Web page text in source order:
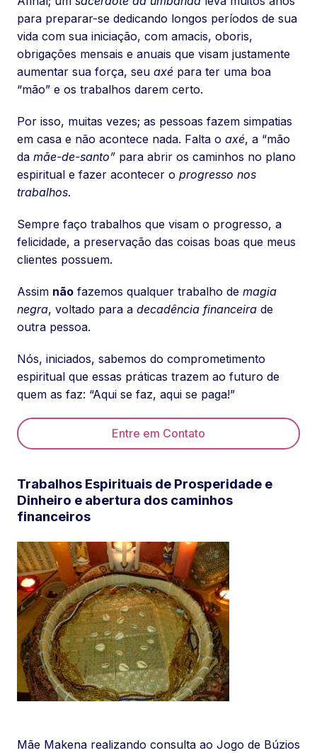
para preparar-se dedicando longos períodos de sua
vida com sua iniciação, com amacis, oboris,
obrigações mensais e anuais que visam justamente
aumentar sua força, seu axé para ter uma boa
“mão” e os trabalhos darem certo.
Por isso, muitas vezes; as pessoas fazem simpatias
em casa e não acontece nada. Falta o axé, a “mão
da mãe-de-santo” para abrir os caminhos no plano
espiritual e fazer acontecer o progresso nos
trabalhos.
Sempre faço trabalhos que visam o progresso, a
felicidade, a preservação das coisas boas que meus
clientes possuem.
Assim não fazemos qualquer trabalho de magia
negra, voltado para a decadência financeira de
outra pessoa.
Nós, iniciados, sabemos do comprometimento
espiritual que essas práticas trazem ao futuro de
quem as faz: “Aqui se faz, aqui se paga!”
Entre em Contato
Trabalhos Espirituais de Prosperidade e
Dinheiro e abertura dos caminhos
financeiros
Mãe Makena realizando consulta ao Jogo de Búzios